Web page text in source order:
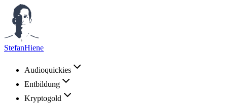
StefanHiene
Audioquickies
Entbildung
Kryptogold